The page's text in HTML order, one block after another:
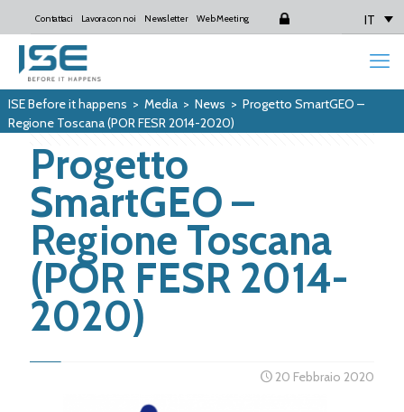
Contattaci Lavora con noi Newsletter Web Meeting IT
ISE Before it happens > Media> News > Progetto SmartGEO –
Regione Toscana (POR FESR 2014-2020)
Progetto
SmartGEO –
Regione Toscana
(POR FESR 2014-
2020)
20 Febbraio 2020